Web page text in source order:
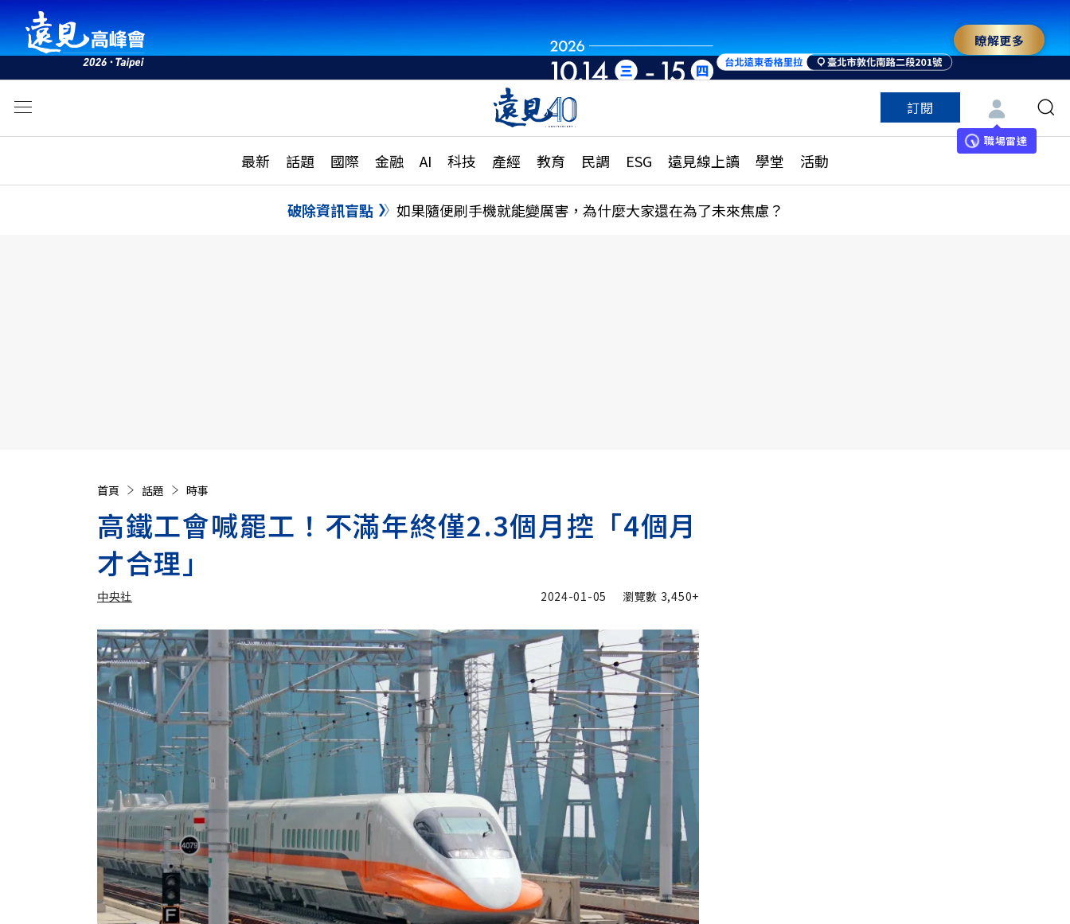
瞭解更多
訂閱
職場雷達
最新 話題 國際 金融 AI 科技 產經 教育 民調 ESG 遠見線上讀 學堂 活動
活動
話題
國際
特輯
大學升學、職涯攻略
縣市施政調查全解析
更多訂閱方案
特色頻道
破除資訊盲點 如果隨便刷手機就能變厲害，為什麼大家還在為了未來焦慮？
首頁 話題 時事
高鐵工會喊罷工！不滿年終僅2.3個月控「4個月
才合理」
中央社
中央社 加入追蹤
2024-01-05 瀏覽數 3,450+